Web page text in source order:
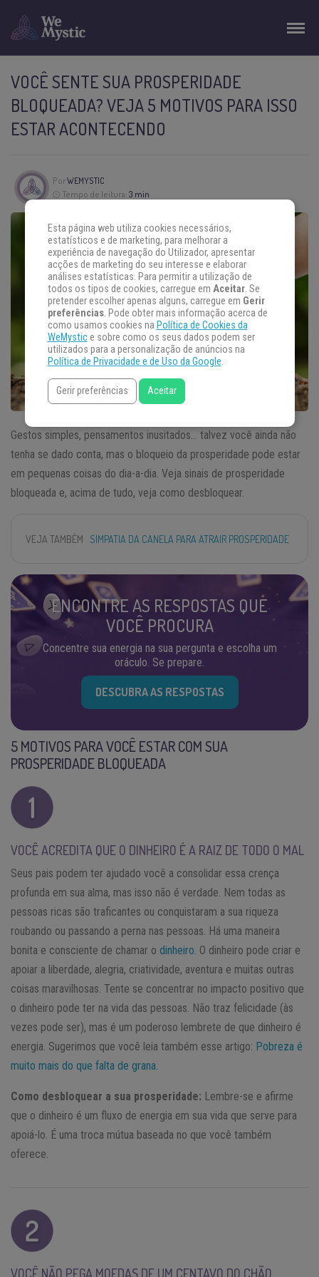
VOCÊ SENTE SUA PROSPERIDADE
BLOQUEADA? VEJA 5 MOTIVOS PARA ISSO
ESTAR ACONTECENDO
PorWEMYSTIC
Tempo de leitura: 3 min
Gestos simples, pensamentos inusitados… talvez você ainda não
tenha se dado conta, mas o bloqueio da prosperidade pode estar
em pequenas coisas do dia-a-dia. Veja sinais de prosperidade
bloqueada e, acima de tudo, veja como desbloquear.
VEJA TAMBÉM SIMPATIA DA CANELA PARA ATRAIR PROSPERIDADE
ENCONTRE AS RESPOSTAS QUE
VOCÊ PROCURA
Concentre sua energia na sua pergunta e escolha um
oráculo. Se prepare.
DESCUBRA AS RESPOSTAS
5 MOTIVOS PARA VOCÊ ESTAR COM SUA
PROSPERIDADE BLOQUEADA
VOCÊ ACREDITA QUE O DINHEIRO É A RAIZ DE TODO O MAL
Seus pais podem ter ajudado você a consolidar essa crença
profunda em sua alma, mas isso não é verdade. Nem todas as
pessoas ricas são traficantes ou conquistaram a sua riqueza
roubando ou passando a perna nas pessoas. Há uma maneira
bonita e consciente de chamar o dinheiro . O dinheiro pode criar e
apoiar a liberdade, alegria, criatividade, aventura e muitas outras
coisas maravilhosas. Tente se concentrar no impacto positivo que
o dinheiro pode ter na vida das pessoas. Não traz felicidade (às
vezes pode ser), mas é um poderoso lembrete de que dinheiro é
energia. Sugerimos que você leia também esse artigo: Pobreza é
muito mais do que falta de grana.
Como desbloquear a sua prosperidade: Lembre-se e afirme
que o dinheiro é um fluxo de energia em sua vida que serve para
apoiá-lo. É uma troca mútua baseada no que você também
oferece.
VOCÊ NÃO PEGA MOEDAS DE UM CENTAVO DO CHÃO
Esta página web utiliza cookies necessários,
estatísticos e de marketing, para melhorar a
experiência de navegação do Utilizador, apresentar
acções de marketing do seu interesse e elaborar
análises estatísticas. Para permitir a utilização de
todos os tipos de cookies, carregue em Aceitar. Se
pretender escolher apenas alguns, carregue em Gerir
preferências. Pode obter mais informação acerca de
como usamos cookies na Política de Cookies da
WeMystice sobre como os seus dados podem ser
utilizados para a personalização de anúncios na
Política de Privacidade e de Uso da Google.
Gerir preferências Aceitar